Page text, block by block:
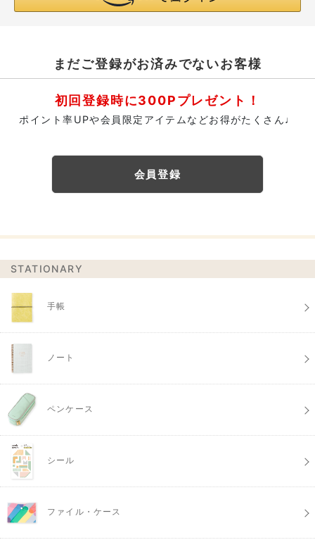
まだご登録がお済みでないお客様
初回登録時に300Pプレゼント！
ポイント率UPや会員限定アイテムなどお得がたくさん♩
会員登録
STATIONARY
手帳
ノート
ペンケース
シール
ファイル・ケース